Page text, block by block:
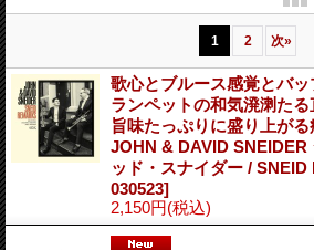
1 2 次»
歌心とブルース感覚とバッ
ランペットの和気溌溂た
旨味たっぷりに盛り上が
JOHN & DAVID SNEIDER
ッド・スナイダー /
030523]
2,150円(税込)